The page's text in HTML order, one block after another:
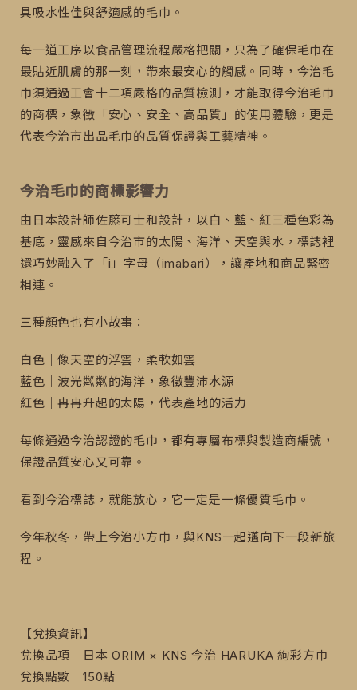
具吸水性佳與舒適感的毛巾。
每一道工序以食品管理流程嚴格把關，只為了確保毛巾在
最貼近肌膚的那一刻，帶來最安心的觸感。同時，今治毛
巾須通過工會十二項嚴格的品質檢測，才能取得今治毛巾
的商標，象徵「安心、安全、高品質」的使用體驗，更是
代表今治市出品毛巾的品質保證與工藝精神。
今治毛巾的商標影響力
由日本設計師佐藤可士和設計，以白、藍、紅三種色彩為
基底，靈感來自今治市的太陽、海洋、天空與水，標誌裡
還巧妙融入了「i」字母（imabari），讓產地和商品緊密
相連。
三種顏色也有小故事：
白色｜像天空的浮雲，柔軟如雲
藍色｜波光粼粼的海洋，象徵豐沛水源
紅色｜冉冉升起的太陽，代表產地的活力
每條通過今治認證的毛巾，都有專屬布標與製造商編號，
保證品質安心又可靠。
看到今治標誌，就能放心，它一定是一條優質毛巾。
今年秋冬，帶上今治小方巾，與KNS一起邁向下一段新旅
程。
【兌換資訊】
兌換品項｜日本 ORIM × KNS 今治 HARUKA 絢彩方巾
兌換點數｜150點